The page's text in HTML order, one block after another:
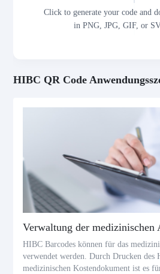
Click to generate your code and
in PNG, JPG, GIF, or
HIBC QR Code
Verwaltung der medizinischen
HIBC Barcodes können für das
verwendet werden. Durch Drucken des
medizinischen Kostendokument ist es